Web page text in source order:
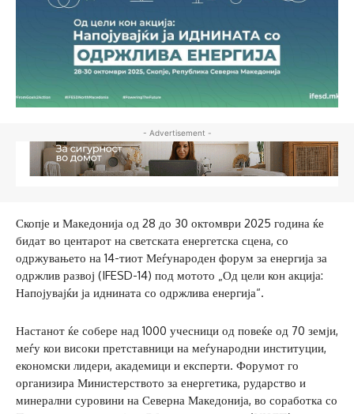
- Advertisement -
Скопје и Македонија од 28 до 30 октомври 2025 година ќе
бидат во центарот на светската енергетска сцена, со
одржувањето на 14-тиот Меѓународен форум за енергија за
одржлив развој (IFESD-14) под мотото „Од цели кон акција:
Напојувајќи ја иднината со одржлива енергија“.
Настанот ќе собере над 1000 учесници од повеќе од 70 земји,
меѓу кои високи претставници на меѓународни институции,
економски лидери, академици и експерти. Форумот го
организира Министерството за енергетика, рударство и
минерални суровини на Северна Македонија, во соработка со